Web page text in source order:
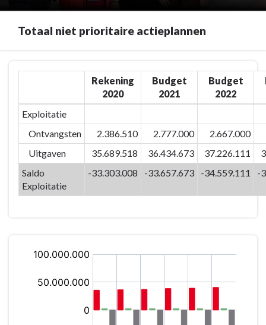
Totaal niet prioritaire actieplannen
01/18
Personeel
Totaal
prioritaire
Rekening
2020
Budget
2021
Budget
2022
Exploitatie
Ontvangsten
2.386.510 2.777.000
2.667.000
Uitgaven
35.689.518 36.434.673 37.226.111
Saldo
Exploitatie
-33.303.008 -33.657.673 -34.559.111 -